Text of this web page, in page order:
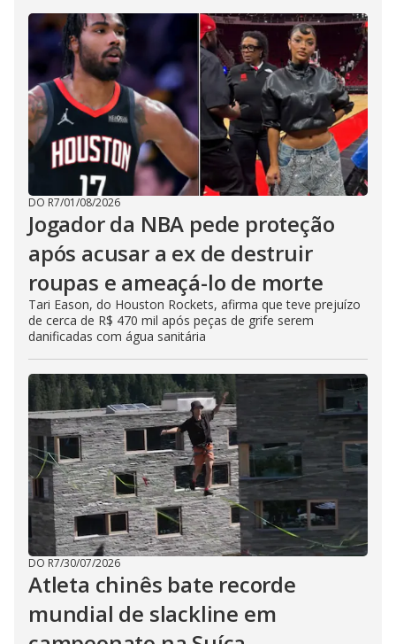
DO R7/01/08/2026
Jogador da NBA pede proteção
após acusar a ex de destruir
roupas e ameaçá-lo de morte
Tari Eason, do Houston Rockets, afirma que teve prejuízo
de cerca de R$ 470 mil após peças de grife serem
danificadas com água sanitária
DO R7/30/07/2026
Atleta chinês bate recorde
mundial de slackline em